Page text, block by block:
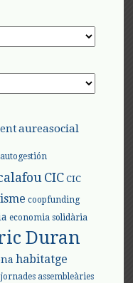
aureasocial
autogestión
CIC CIC
coopfunding
economia solidària
Duran
habitatge
jornades assembleàries